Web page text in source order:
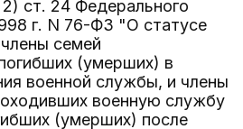
ст. 24 Федерального
г. N 76-ФЗ "О статусе
семей
(умерших) в
военной службы, и члены
военную службу
(умерших) после